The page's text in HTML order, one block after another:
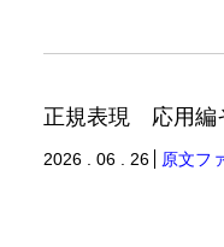
正規表現 応用
2026 . 06 . 26 原文フ